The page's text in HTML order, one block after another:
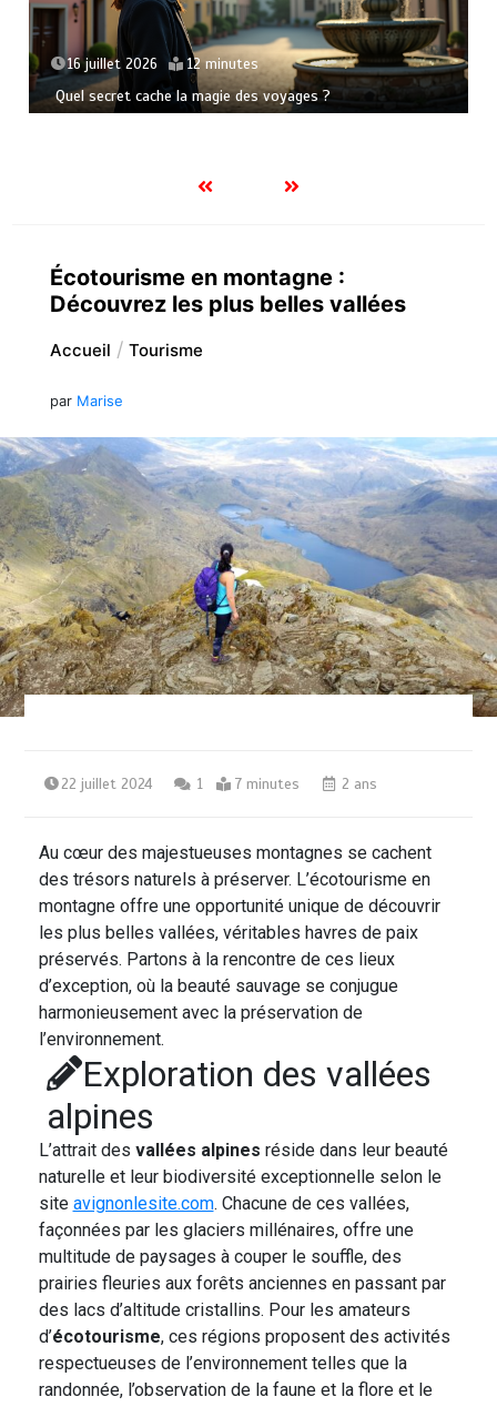
16 juillet 2026 12 minutes
Quel secret cache la magie des voyages ?
Écotourisme en montagne :
Découvrez les plus belles vallées
Accueil Tourisme
par Marise
22 juillet 2024 1 7 minutes 2 ans
Au cœur des majestueuses montagnes se cachent
des trésors naturels à préserver. L’écotourisme en
montagne offre une opportunité unique de découvrir
les plus belles vallées, véritables havres de paix
préservés. Partons à la rencontre de ces lieux
d’exception, où la beauté sauvage se conjugue
harmonieusement avec la préservation de
l’environnement.
Exploration des vallées
alpines
L’attrait des vallées alpines réside dans leur beauté
naturelle et leur biodiversité exceptionnelle selon le
site avignonlesite.com. Chacune de ces vallées,
façonnées par les glaciers millénaires, offre une
multitude de paysages à couper le souffle, des
prairies fleuries aux forêts anciennes en passant par
des lacs d’altitude cristallins. Pour les amateurs
d’écotourisme, ces régions proposent des activités
respectueuses de l’environnement telles que la
randonnée, l’observation de la faune et la flore et le